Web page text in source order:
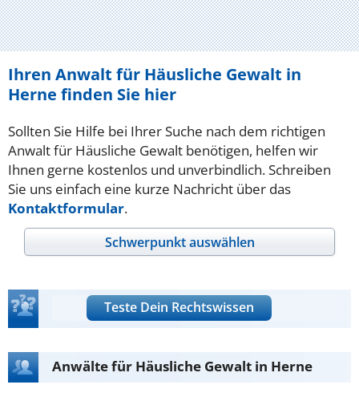
Ihren Anwalt für Häusliche Gewalt in
Herne finden Sie hier
Sollten Sie Hilfe bei Ihrer Suche nach dem richtigen
Anwalt für Häusliche Gewalt benötigen, helfen wir
Ihnen gerne kostenlos und unverbindlich. Schreiben
Sie uns einfach eine kurze Nachricht über das
Kontaktformular.
Schwerpunkt auswählen
Teste Dein Rechtswissen
Anwälte für Häusliche Gewalt in Herne